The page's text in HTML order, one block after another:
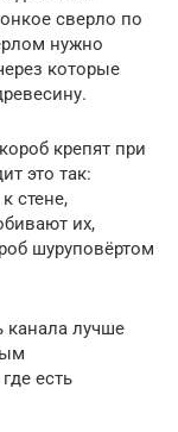
сверло по
нужно
которые
крепят при
это так:
стене,
их,
шуруповёртом
канала лучше
есть